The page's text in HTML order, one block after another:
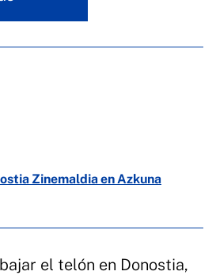
Zinemaldia en Azkuna
el telón en Donostia,